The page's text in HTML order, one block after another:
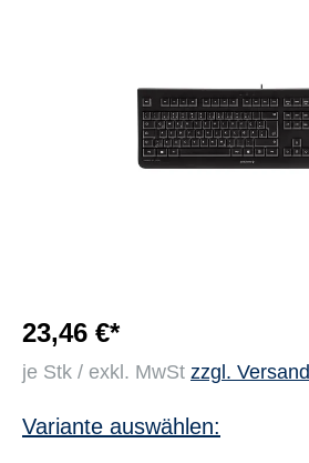
23,46 €*
je Stk / exkl. MwSt zzgl. Versand
Variante auswählen: